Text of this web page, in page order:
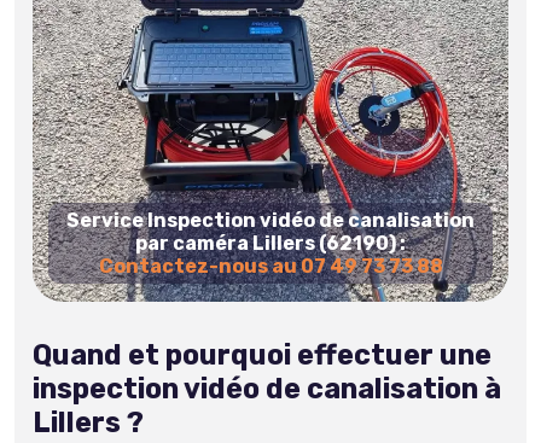
Service Inspection vidéo de canalisation
par caméra Lillers (62190) :
Contactez-nous au 07 49 73 73 88
Quand et pourquoi effectuer une
inspection vidéo de canalisation à
Lillers ?